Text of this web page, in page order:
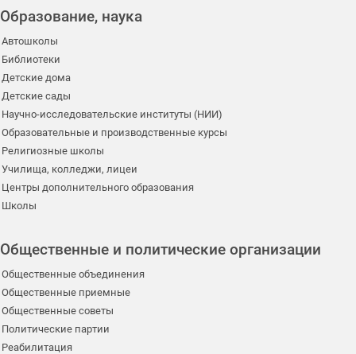
Образование, наука
Автошколы
Библиотеки
Детские дома
Детские сады
Научно-исследовательские институты (НИИ)
Образовательные и производственные курсы
Религиозные школы
Училища, колледжи, лицеи
Центры дополнительного образования
Школы
Общественные и политические организации
Общественные объединения
Общественные приемные
Общественные советы
Политические партии
Реабилитация